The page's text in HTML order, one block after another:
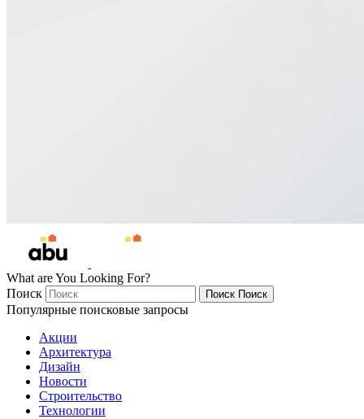
What are You Looking For?
Поиск
Поиск Поиск
Популярные поисковые запросы
Акции
Архитектура
Дизайн
Новости
Строительство
Технологии